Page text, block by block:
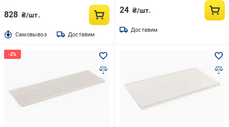
828 ₴/шт.
Cамовывоз Доставим
24 ₴/шт.
Доставим